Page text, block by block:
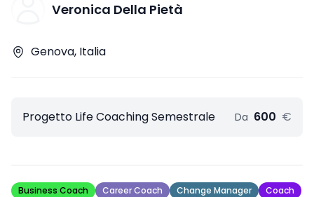
Veronica Della Pietà
Genova, Italia
Progetto Life Coaching Semestrale Da 600 €
Business Coach Career Coach Change Manager
Coach